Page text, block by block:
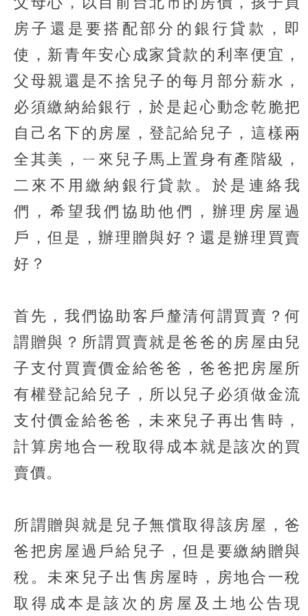
房子還是要搭配部分的銀行貸款，即
使，新青年安心成家貸款的利率便宜，
父母親還是不捨兒子的每月部分薪水，
必須繳納給銀行，於是起心動念乾脆把
自己名下的房屋，登記給兒子，這樣兩
全其美，ㄧ來兒子馬上置身有產階級，
二來不用繳納銀行貸款。於是連絡我
們，希望我們協助他們，辦理房屋過
戶，但是，辦理贈與好？還是辦理買賣
好？
首先，我們協助客戶釐清何謂買賣？何
謂贈與？所謂買賣就是爸爸的房屋由兒
子支付買賣價金給爸爸，爸爸把房屋所
有權登記給兒子，所以兒子必須做金流
支付價金給爸爸，未來兒子再出售時，
計算房地合一稅取得成本就是該次的買
賣價。
所謂贈與就是兒子無償取得該房屋，爸
爸把房屋過戶給兒子，但是要繳納贈與
稅。未來兒子出售房屋時，房地合一稅
取得成本是該次的房屋及土地公告現